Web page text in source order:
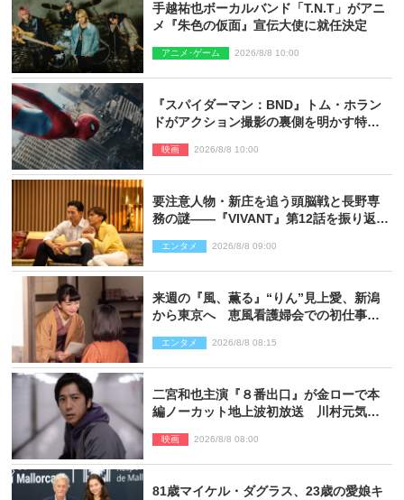
手越祐也ボーカルバンド「T.N.T」がアニ
メ『朱色の仮面』宣伝大使に就任決定
アニメ･ゲーム 2026/8/8 10:00
『スパイダーマン：BND』トム・ホラン
ドがアクション撮影の裏側を明かす特別
映画 2026/8/8 10:00
要注意人物・新庄を追う頭脳戦と長野専
務の謎――『VIVANT』第12話を振り返
エンタメ 2026/8/8 09:00
来週の『風、薫る』“りん”見上愛、新潟
から東京へ 恵風看護婦会での初仕事に
エンタメ 2026/8/8 08:15
二宮和也主演『８番出口』が金ローで本
編ノーカット地上波初放送 川村元気監
映画 2026/8/8 08:00
81歳マイケル・ダグラス、23歳の愛娘キ